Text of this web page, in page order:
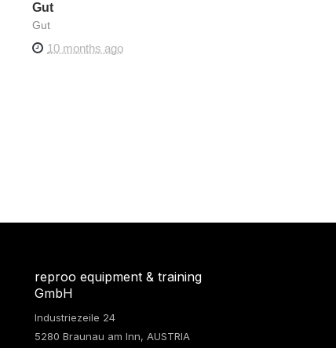
Gut
Gut
10 months ago
reproo equipment & training
GmbH
Industriezeile 24
5280 Braunau am Inn, AUSTRIA